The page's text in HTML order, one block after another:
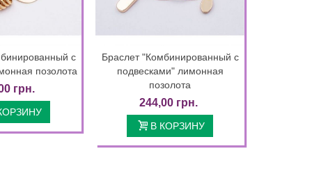
с
позолота
грн.
Детальнее
Браслет "Комбинированный с
подвесками" лимонная
позолота
244,00 грн.
В КОРЗИНУ